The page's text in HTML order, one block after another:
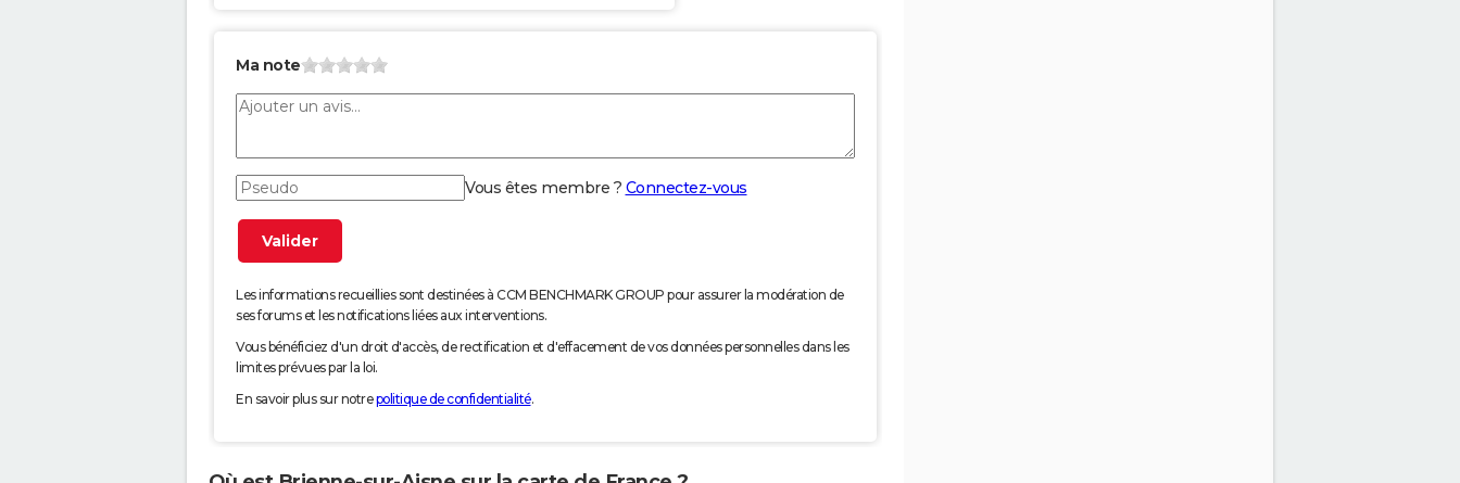
Ma note
Vous êtes membre ? Connectez-vous
Les informations recueillies sont destinées à CCM BENCHMARK GROUP pour assurer la modération de
ses forums et les notifications liées aux interventions.
Vous bénéficiez d'un droit d'accès, de rectification et d'effacement de vos données personnelles dans les
limites prévues par la loi.
En savoir plus sur notrepolitique de confidentialité.